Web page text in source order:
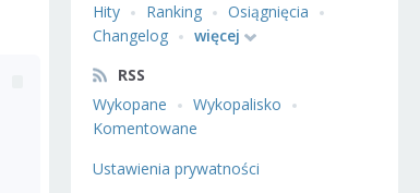
Hity
Ranking
Osiągnięcia
Changelog
więcej
RSS
Wykopane
Wykopalisko
Komentowane
Ustawienia prywatności